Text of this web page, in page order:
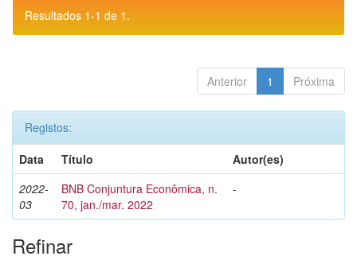
Resultados 1-1 de 1.
Anterior 1 Próxima
Registos:
Data
Título
Autor(es)
2022-
03
BNB Conjuntura Econômica, n.
70, jan./mar. 2022
-
Refinar